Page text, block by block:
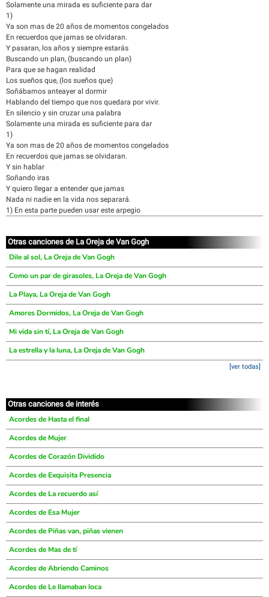
Solamente una mirada es suficiente para dar
1)
Ya son mas de 20 años de momentos congelados
En recuerdos que jamas se olvidaran.
Y pasaran, los años y siempre estarás
Buscando un plan, (buscando un plan)
Para que se hagan realidad
Los sueños que, (los sueños que)
Soñábamos anteayer al dormir
Hablando del tiempo que nos quedara por vivir.
En silencio y sin cruzar una palabra
Solamente una mirada es suficiente para dar
1)
Ya son mas de 20 años de momentos congelados
En recuerdos que jamas se olvidaran.
Y sin hablar
Soñando iras
Y quiero llegar a entender que jamas
Nada ni nadie en la vida nos separará.
1) En esta parte pueden usar este arpegio
Otras canciones de La Oreja de Van Gogh
Dile al sol, La Oreja de Van Gogh
Como un par de girasoles, La Oreja de Van Gogh
La Playa, La Oreja de Van Gogh
Amores Dormidos, La Oreja de Van Gogh
Mi vida sin tí, La Oreja de Van Gogh
La estrella y la luna, La Oreja de Van Gogh
[ver todas]
Otras canciones de interés
Acordes de Hasta el final
Acordes de Mujer
Acordes de Corazón Dividido
Acordes de Exquisita Presencia
Acordes de La recuerdo así
Acordes de Esa Mujer
Acordes de Piñas van, piñas vienen
Acordes de Mas de tí
Acordes de Abriendo Caminos
Acordes de Le llamaban loca